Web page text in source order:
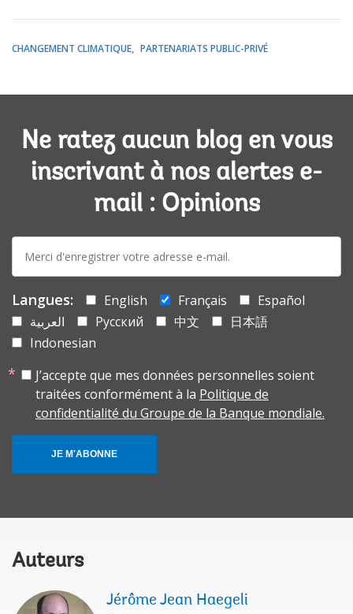
CHANGEMENT CLIMATIQUE PARTENARIATS PUBLIC-PRIVÉ
Ne ratez aucun blog en vous
inscrivant à nos alertes e-
mail : Opinions
mail:
Langues: English Français
Español
العربية
Русский 中文
日本語
Indonesian
J’accepte que mes données personnelles soient
traitées conformément à la Politique de
confidentialité du Groupe de la Banque mondiale.
JE M'ABONNE
Auteurs
Jérôme Jean Haegeli